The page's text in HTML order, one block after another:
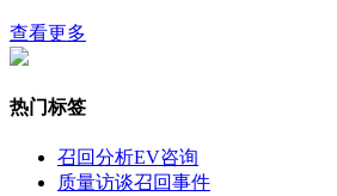
查看更多
热门标签
召回分析EV咨询
质量访谈召回事件